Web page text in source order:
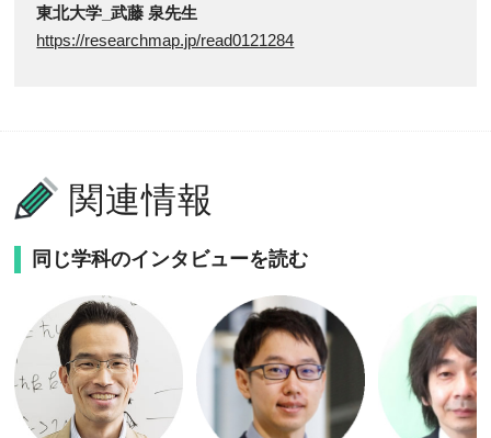
東北大学_武藤 泉先生
https://researchmap.jp/read0121284
関連情報
同じ学科のインタビューを読む